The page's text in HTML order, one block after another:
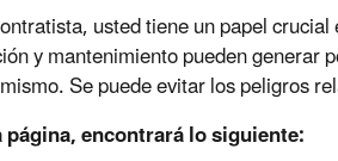
usted tiene un papel
y mantenimiento pueden generar
Se puede evitar los peligros
página, encontrará lo siguiente: